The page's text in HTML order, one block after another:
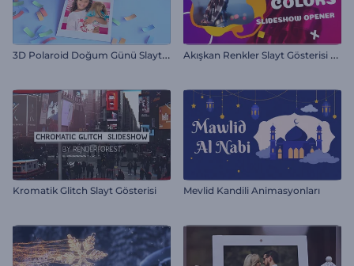
3
D Polaroid Doğum Günü Slayt Gösterisi A
kışkan Renkler Slayt Gösterisi Giriş Videosu
Kromatik Glitch Slayt Gösterisi Mevlid Kandili Animasyonları